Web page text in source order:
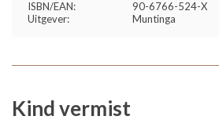
ISBN/EAN:
90-6766-524-X
Uitgever:
Muntinga
Kind vermist